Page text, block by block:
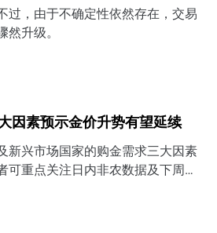
过，由于不确定性依然存在，交易
升级。
因素预示金价升势有望延续
新兴市场国家的购金需求三大因素
重点关注日内非农数据及下周的